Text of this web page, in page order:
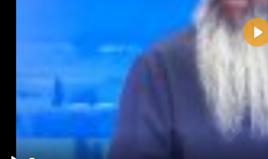
URLs werden automatisch umgewandelt. Bitte verwende "www." oder "http://" in URLs
Ich möchte eine E-Mail, wenn zu meinem Kommentar Antworten erscheinen.